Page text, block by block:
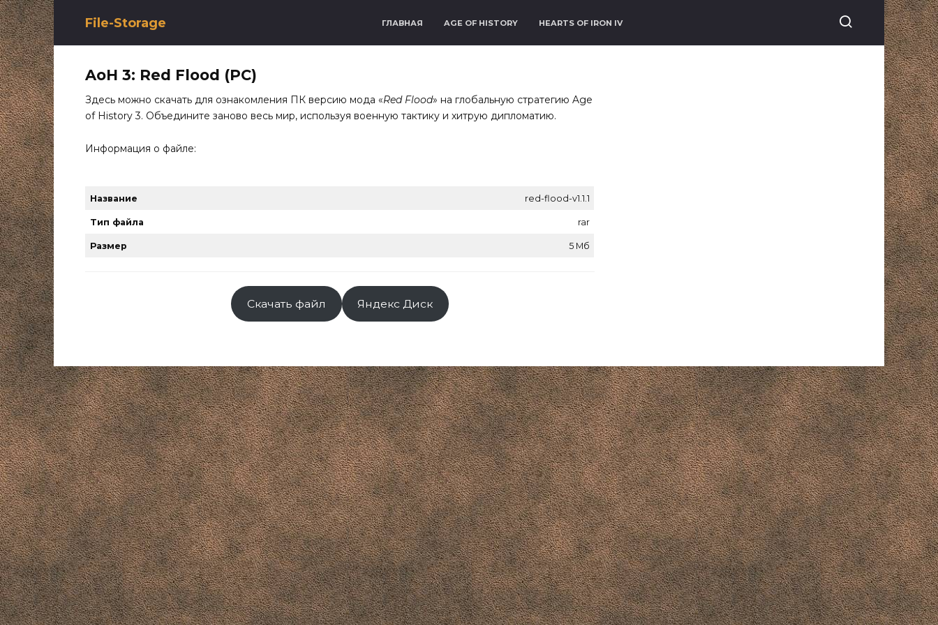
Перейти
к
содержанию
File-Storage ГЛАВНАЯ AGE OF HISTORY HEARTS OF IRON IV
AoH 3: Red Flood (PC)
Здесь можно скачать для ознакомления ПК версию мода «Red Flood» на глобальную стратегию Age
of History 3. Объедините заново весь мир, используя военную тактику и хитрую дипломатию.
Информация о файле:
Название red-flood-v1.1.1
Тип файла rar
Размер 5 Мб
Скачать файл Яндекс Диск